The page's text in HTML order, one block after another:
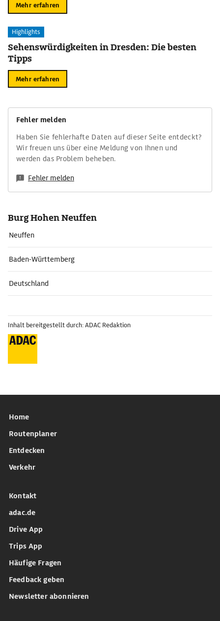
Mehr erfahren
Highlights
Sehenswürdigkeiten in Dresden: Die besten
Tipps
Mehr erfahren
Fehler melden
Haben Sie fehlerhafte Daten auf dieser Seite entdeckt?
Wir freuen uns über eine Meldung von Ihnen und
werden das Problem beheben.
Fehler melden
Burg Hohen Neuffen
Neuffen
Baden-Württemberg
Deutschland
Inhalt bereitgestellt durch: ADAC Redaktion
Home
Routenplaner
Entdecken
Verkehr
Kontakt
adac.de
Drive App
Trips App
Häufige Fragen
Feedback geben
Newsletter abonnieren